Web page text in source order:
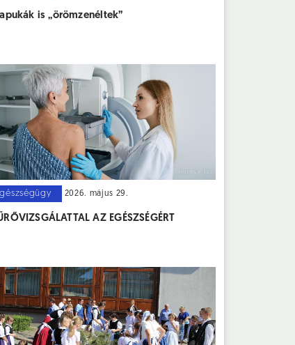
is „örömzenéltek”
2026. május 29.
AZ EGÉSZSÉGÉRT